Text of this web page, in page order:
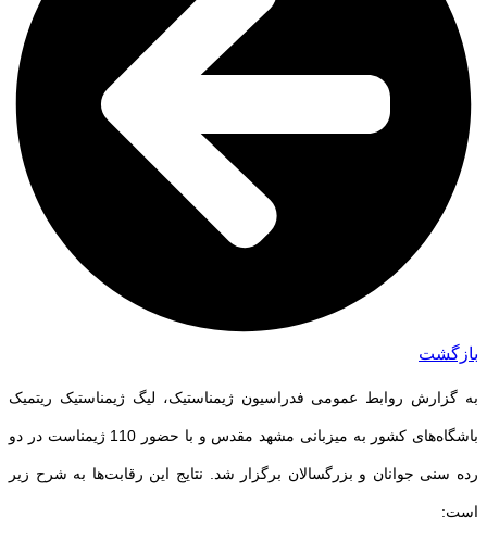
بازگشت
به گزارش روابط عمومی فدراسیون ژیمناستیک، لیگ ژیمناستیک ریتمیک
باشگاه‌های کشور به میزبانی مشهد مقدس و با حضور 110 ژیمناست در دو
رده سنی جوانان و بزرگسالان برگزار شد. نتایج این رقابت‌ها به شرح زیر
است: